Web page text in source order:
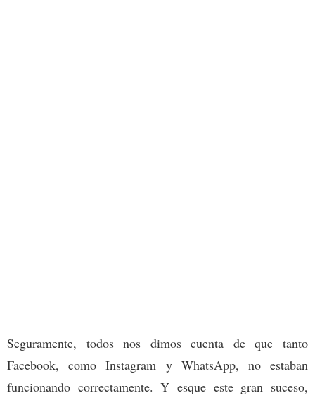
Seguramente, todos nos dimos cuenta de que tanto
Facebook, como Instagram y WhatsApp, no estaban
funcionando correctamente. Y esque este gran suceso,